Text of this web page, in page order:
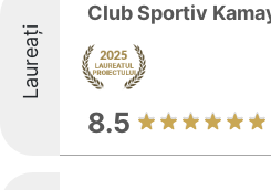
Laureați
Club Sportiv
8.5